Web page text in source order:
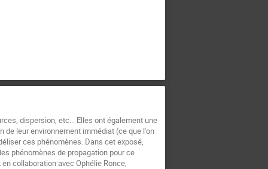
dispersion, etc... Elles ont également une
de leur environnement immédiat (ce que l'on
ces phénomènes. Dans cet exposé,
phénomènes de propagation pour ce
collaboration avec Ophélie Ronce,